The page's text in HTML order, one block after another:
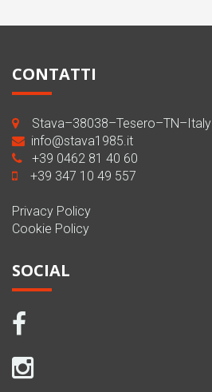
CONTATTI
Stava–38038–Tesero–TN–Italy
info@stava1985.it
+39 0462 81 40 60
+39 347 10 49 557
Privacy Policy
Cookie Policy
SOCIAL